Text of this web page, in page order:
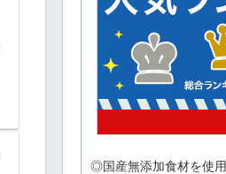
◎国産無添加食材を使用